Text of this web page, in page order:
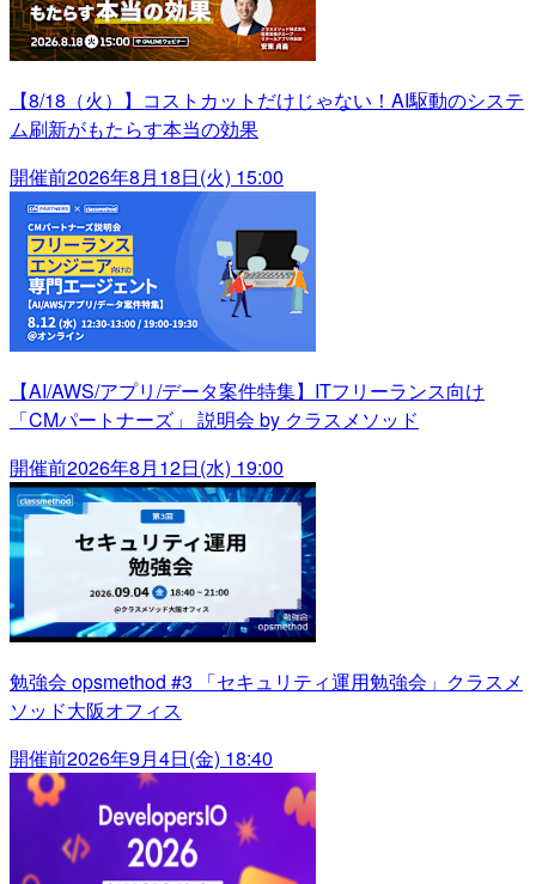
【8/18（火）】コストカットだけじゃない！AI駆動のシステ
ム刷新がもたらす本当の効果
開催前2026年8月18日(火) 15:00
【AI/AWS/アプリ/データ案件特集】ITフリーランス向け
「CMパートナーズ」 説明会 by クラスメソッド
開催前2026年8月12日(水) 19:00
勉強会 opsmethod #3 「セキュリティ運用勉強会」クラスメ
ソッド大阪オフィス
開催前2026年9月4日(金) 18:40